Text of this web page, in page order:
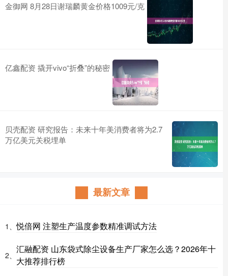
金御网 8月28日谢瑞麟黄金价格1009元/克
亿鑫配资 撬开vivo“折叠”的秘密
贝壳配资 研究报告：未来十年美消费者将为2.7
万亿美元关税埋单
最新文章
1、悦倍网 注塑生产温度参数精准调试方法
2、
汇融配资 山东袋式除尘设备生产厂家怎么选？2026年十
大推荐排行榜